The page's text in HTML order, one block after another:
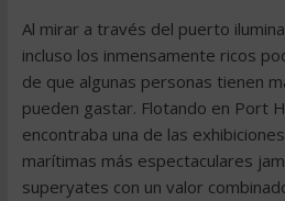
Al mirar a través del puerto
incluso los inmensamente ricos
de que algunas personas tienen
pueden gastar. Flotando en Port
encontraba una de las
marítimas más espectaculares
superyates con un valor